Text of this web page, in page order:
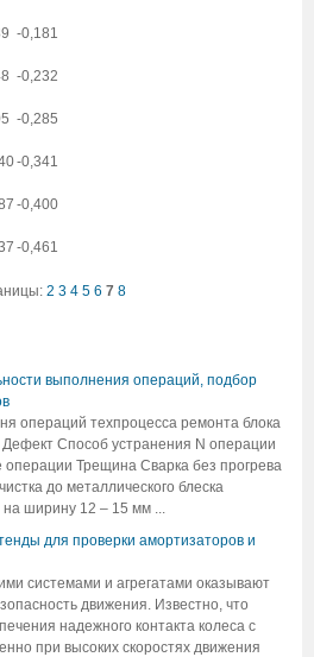
-0,181
-0,232
-0,285
-0,341
-0,400
-0,461
2 3 4 5 6 7 8
выполнения операций, подбор
операций техпроцесса ремонта блока
Способ устранения N операции
Трещина Сварка без прогрева
до металлического блеска
на ширину 12 – 15 мм ...
для проверки амортизаторов и
системами и агрегатами оказывают
движения. Известно, что
надежного контакта колеса с
при высоких скоростях движения